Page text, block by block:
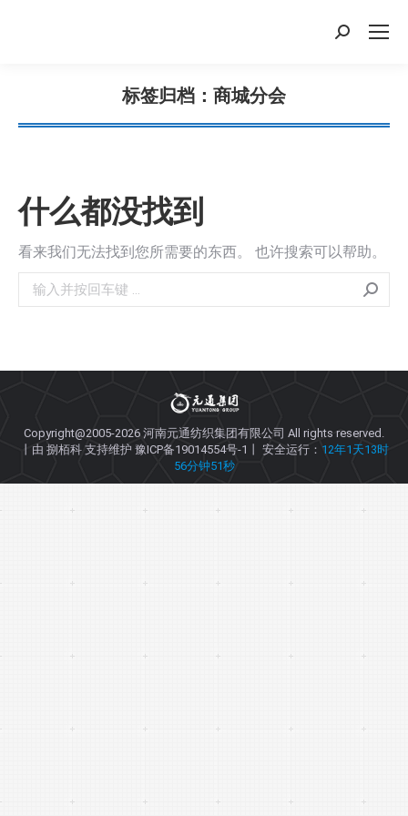
搜
标签归档： 商城分会
您在这里：
什么都没找到
看来我们无法找到您所需要的东西。 也许搜索可以帮助。
索：
Copyright@2005-2026 河南元通纺织集团有限公司 All rights reserved.
丨由 捌栢科支持维护 豫ICP备19014554号-1 丨 安全运行： 12年1天13时
56分钟51秒